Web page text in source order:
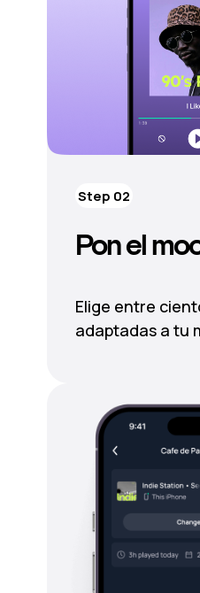
Pon el
Elige entre
adaptadas a tu
Step 02